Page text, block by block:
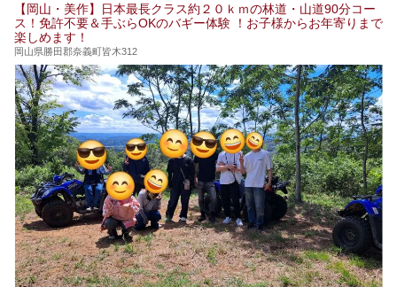
【岡山・美作】日本最長クラス約２０ｋｍの林道・山道90分コー
ス！免許不要＆手ぶらOKのバギー体験 ！お子様からお年寄りまで
楽しめます！
岡山県勝田郡奈義町皆木312